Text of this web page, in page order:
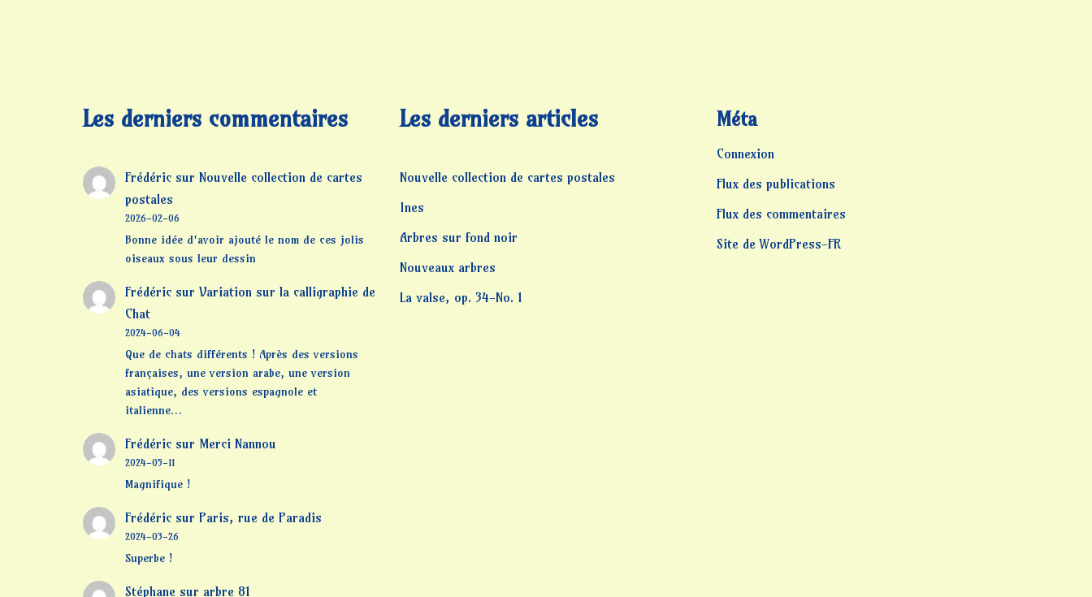
Les derniers commentaires
Frédéric sur Nouvelle collection de cartes
postales
2026-02-06
Bonne idée d'avoir ajouté le nom de ces jolis
oiseaux sous leur dessin
Frédéric sur Variation sur la calligraphie de
Chat
2024-06-04
Que de chats différents ! Après des versions
françaises, une version arabe, une version
asiatique, des versions espagnole et
italienne…
Frédéric sur Merci Nannou
2024-05-11
Magnifique !
Frédéric sur Paris, rue de Paradis
2024-03-26
Superbe !
Stéphane sur arbre 81
Les derniers articles
Nouvelle collection de cartes postales
Ines
Arbres sur fond noir
Nouveaux arbres
La valse, op. 34-No. 1
Méta
Connexion
Flux des publications
Flux des commentaires
Site de WordPress-FR